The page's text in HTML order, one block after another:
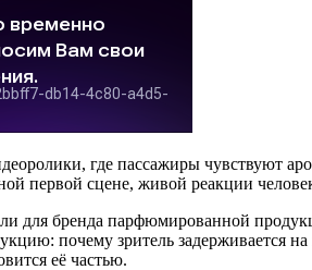
где пассажиры чувствуют
первой сцене, живой реакции
для бренда парфюмированной
почему зритель задерживается
её частью.